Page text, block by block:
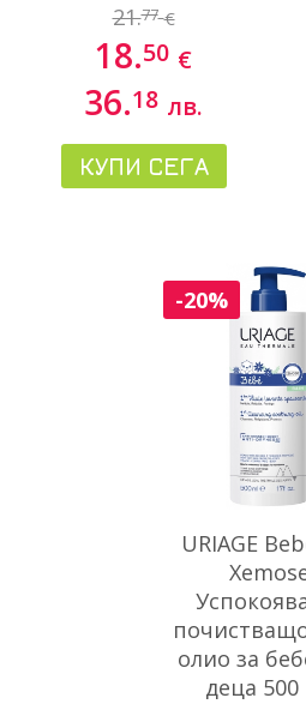
21.77 €
18.50 €
36.18 лв.
КУПИ СЕГА
URIAGE
олио за
деца
-20%